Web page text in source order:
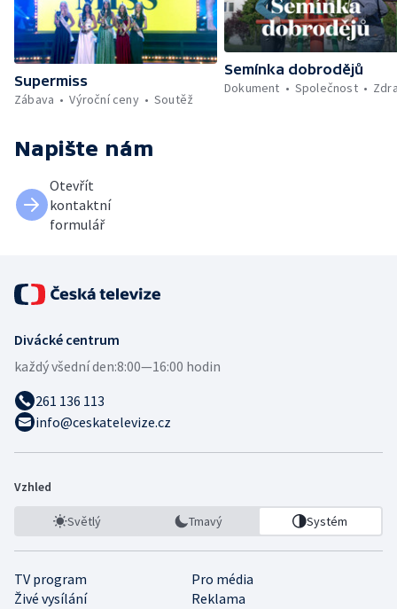
Supermiss
Zábava
Výroční ceny Soutěž
Semínka dobrodějů
Dokument
Společnost
Napište nám
Otevřít
kontaktní
formulář
Divácké centrum
každý všední den:8:00—16:00 hodin
261 136 113
info@ceskatelevize.cz
Vzhled
Světlý Tmavý Systém
TV program
Pro média
Živé vysílání
Reklama